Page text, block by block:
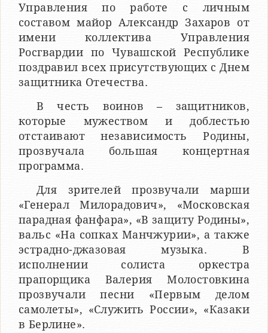
Управления по работе с личным
составом майор Александр Захаров от
имени коллектива Управления
Росгвардии по Чувашской Республике
поздравил всех присутствующих с Днем
защитника Отечества.
В честь воинов – защитников,
которые мужеством и доблестью
отстаивают независимость Родины,
прозвучала большая концертная
программа.
Для зрителей прозвучали марши
«Генерал Милорадович», «Московская
парадная фанфара», «В защиту Родины»,
вальс «На сопках Манчжурии», а также
эстрадно-джазовая музыка. В
исполнении солиста оркестра
прапорщика Валерия Молостовкина
прозвучали песни «Первым делом
самолеты», «Служить России», «Казаки
в Берлине».